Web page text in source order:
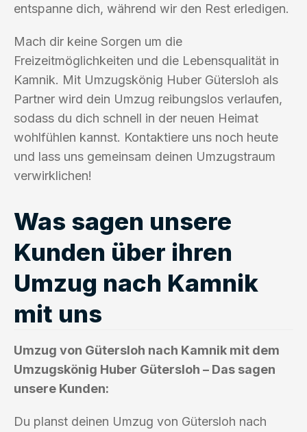
entspanne dich, während wir den Rest erledigen.
Mach dir keine Sorgen um die
Freizeitmöglichkeiten und die Lebensqualität in
Kamnik. Mit Umzugskönig Huber Gütersloh als
Partner wird dein Umzug reibungslos verlaufen,
sodass du dich schnell in der neuen Heimat
wohlfühlen kannst. Kontaktiere uns noch heute
und lass uns gemeinsam deinen Umzugstraum
verwirklichen!
Was sagen unsere
Kunden über ihren
Umzug nach Kamnik
mit uns
Umzug von Gütersloh nach Kamnik mit dem
Umzugskönig Huber Gütersloh – Das sagen
unsere Kunden:
Du planst deinen Umzug von Gütersloh nach